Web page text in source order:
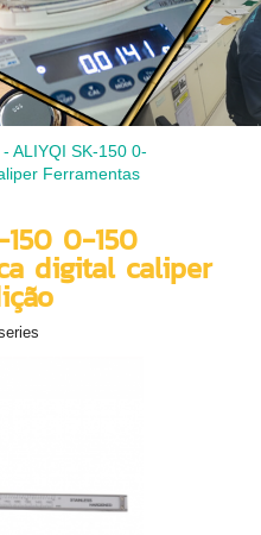
ALIYQI SK-150 0-
Ferramentas
0-150
digital caliper